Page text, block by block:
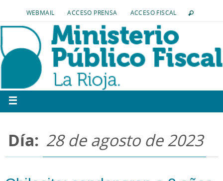
WEBMAIL ACCESO PRENSA ACCESO FISCAL
Día: 28 de agosto de 2023